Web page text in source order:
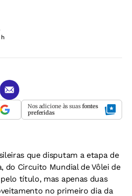
Nos adicione às suas fontes
preferidas
que disputam a etapa de
do Circuito Mundial de Vôlei de
título, mas apenas duas
no primeiro dia da